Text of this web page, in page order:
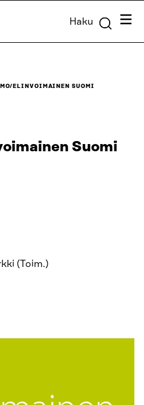
Haku
ELINVOIMAINEN SUOMI
Suomi
(Toim.)